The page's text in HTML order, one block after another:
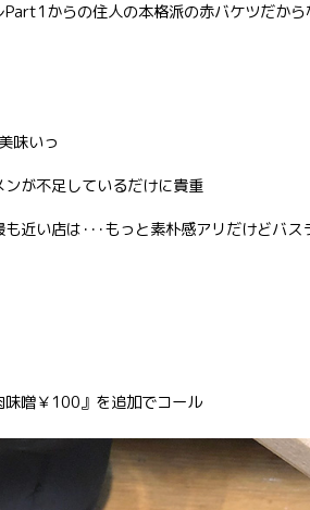
からの住人の本格派の赤バケツだから
味いっ
が不足しているだけに貴重
近い店は･･･もっと素朴感アリだけどバス
だって
噌￥100』を追加でコール